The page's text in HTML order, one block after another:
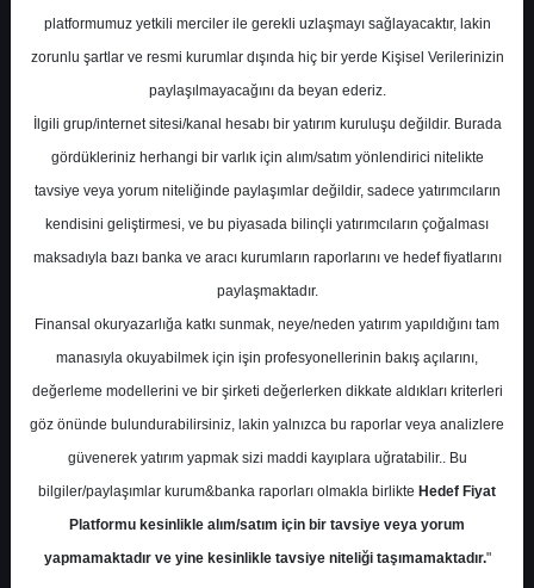
A- A+
Ak Yatırım PGSUS - Pegasus için hedef
fiyatını 345 TL, tavsiyesini Endeks Üstü
Getiri olarak korudu.
Pegasus’un 4Ç25 konferans notlarına göre
Orta Doğu operasyonları dış hat
kapasitesinin yaklaşık %15’ini oluştururken
bölgedeki çatışmalar nedeniyle İran ve Irak
uçuşları 12 Mart’a kadar iptal edilmiştir.
Çatışma ortamı seyahat talebi ve
rezervasyonları baskılarken Ramazan sonu
platformumuz yetkili merciler ile gerekli uzlaşmayı sağlayacaktır, lakin
zorunlu şartlar ve resmi kurumlar dışında hiç bir yerde Kişisel Verilerinizin
paylaşılmayacağını da beyan ederiz.
İlgili grup/internet sitesi/kanal hesabı bir yatırım kuruluşu değildir. Burada
gördükleriniz herhangi bir varlık için alım/satım yönlendirici nitelikte
tavsiye veya yorum niteliğinde paylaşımlar değildir, sadece yatırımcıların
kendisini geliştirmesi, ve bu piyasada bilinçli yatırımcıların çoğalması
maksadıyla bazı banka ve aracı kurumların raporlarını ve hedef fiyatlarını
paylaşmaktadır.
Finansal okuryazarlığa katkı sunmak, neye/neden yatırım yapıldığını tam
manasıyla okuyabilmek için işin profesyonellerinin bakış açılarını,
değerleme modellerini ve bir şirketi değerlerken dikkate aldıkları kriterleri
göz önünde bulundurabilirsiniz, lakin yalnızca bu raporlar veya analizlere
güvenerek yatırım yapmak sizi maddi kayıplara uğratabilir.. Bu
bilgiler/paylaşımlar kurum&banka raporları olmakla birlikte Hedef Fiyat
Platformu kesinlikle alım/satım için bir tavsiye veya yorum
yapmamaktadır ve yine kesinlikle tavsiye niteliği taşımamaktadır."